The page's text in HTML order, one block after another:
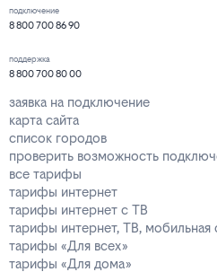
подключение
8 800 700 86 90
поддержка
8 800 700 80 00
заявка на подключение
карта сайта
список городов
проверить возможность
все тарифы
тарифы интернет
тарифы интернет с ТВ
тарифы интернет, ТВ, мобильная
тарифы «Для всех»
тарифы «Для дома»